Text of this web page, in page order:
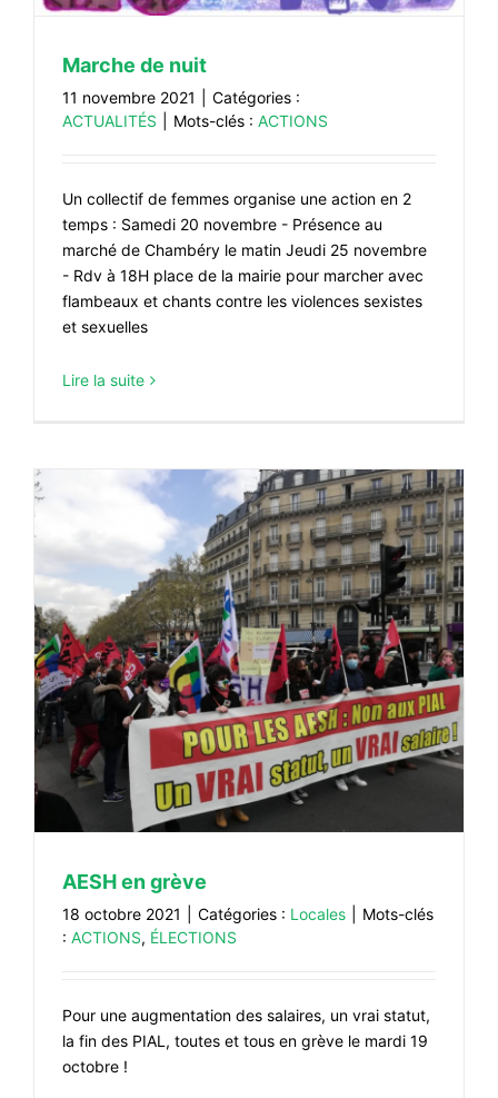
Marche de nuit
11 novembre 2021
Catégories :
ACTUALITÉS
Mots-clés : ACTIONS
Un collectif de femmes organise une action en 2
temps : Samedi 20 novembre - Présence au
marché de Chambéry le matin Jeudi 25 novembre
- Rdv à 18H place de la mairie pour marcher avec
flambeaux et chants contre les violences sexistes
et sexuelles
Lire la suite
AESH en grève
18 octobre 2021 Catégories : Locales
Mots-clés
: ACTIONS, ÉLECTIONS
Pour une augmentation des salaires, un vrai statut,
la fin des PIAL, toutes et tous en grève le mardi 19
octobre !